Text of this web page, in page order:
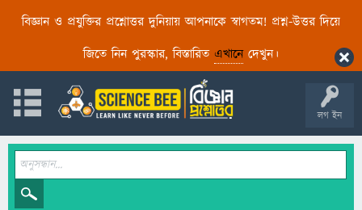
বিজ্ঞান ও প্রযুক্তির প্রশ্নোত্তর দুনিয়ায় আপনাকে স্বাগতম! প্রশ্ন-উত্তর দিয়ে
জিতে নিন পুরস্কার, বিস্তারিত এখানেদেখুন।
লগ ইন